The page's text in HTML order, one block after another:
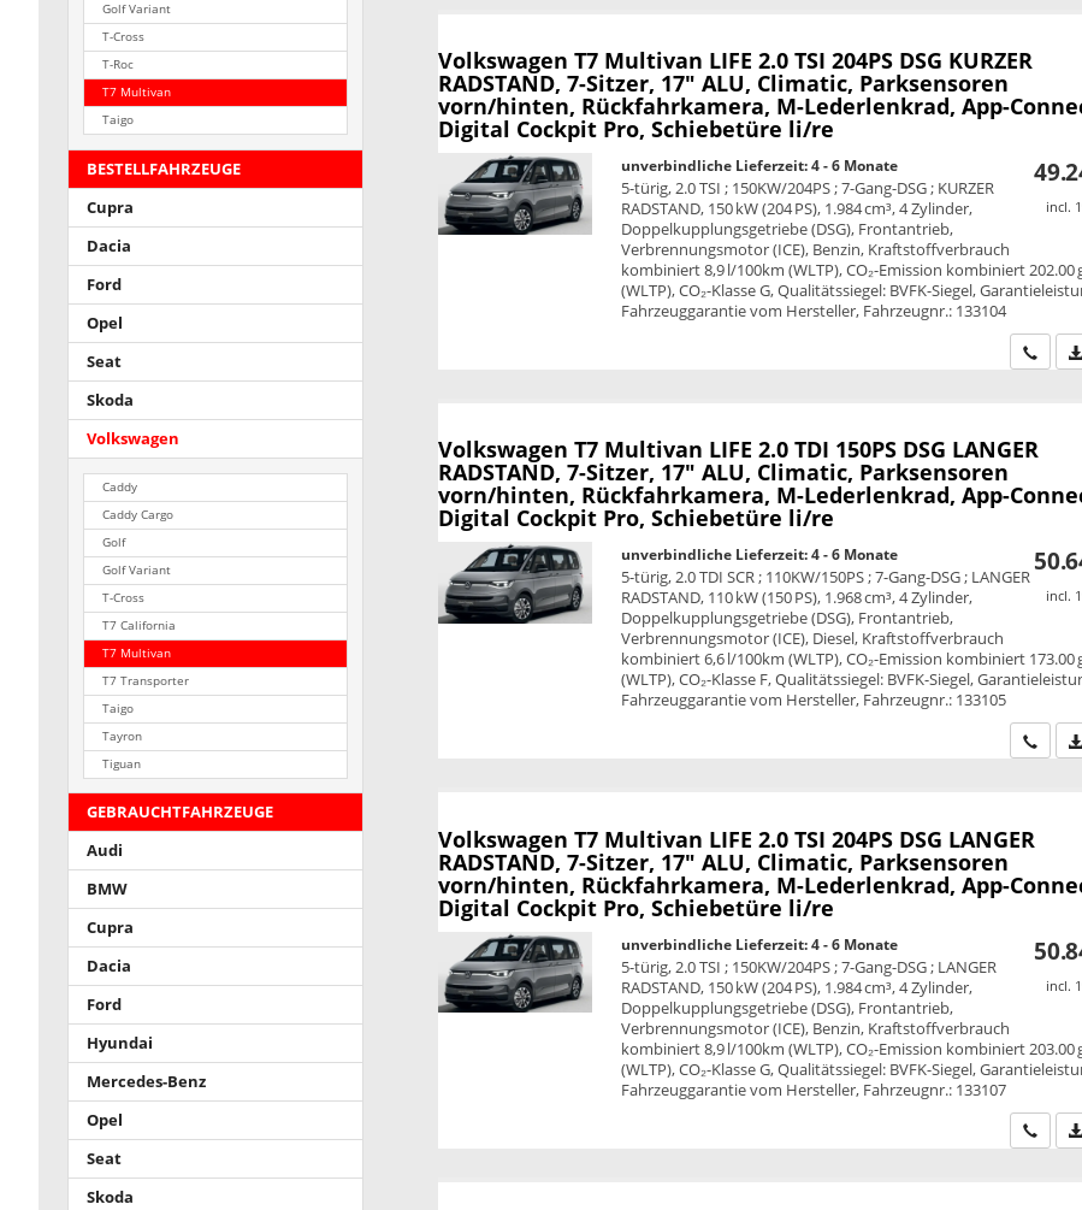
Volkswagen T7 Multivan LIFE 2.0 TSI 204PS DSG KURZER
RADSTAND, 7-Sitzer, 17" ALU, Climatic, Parksensoren
vorn/hinten, Rückfahrkamera, M-Lederlenkrad, App-
Digital Cockpit Pro, Schiebetüre li/re
incl.
unverbindliche Lieferzeit: 4 - 6 Monate
5-türig, 2.0 TSI ; 150KW/204PS ; 7-Gang-DSG ; KURZER
RADSTAND, 150 kW (204 PS), 1.984 cm³, 4 Zylinder,
Doppelkupplungsgetriebe (DSG), Frontantrieb,
Verbrennungsmotor (ICE), Benzin, Kraftstoffverbrauch
kombiniert 8,9 l/100km (WLTP), CO₂-Emission kombiniert 202.00
(WLTP), CO₂-Klasse G, Qualitätssiegel: BVFK-Siegel,
Fahrzeuggarantie vom Hersteller, Fahrzeugnr.: 133104
Wir
Volkswagen T7 Multivan LIFE 2.0 TDI 150PS DSG LANGER
RADSTAND, 7-Sitzer, 17" ALU, Climatic, Parksensoren
vorn/hinten, Rückfahrkamera, M-Lederlenkrad, App-
Digital Cockpit Pro, Schiebetüre li/re
incl.
unverbindliche Lieferzeit: 4 - 6 Monate
5-türig, 2.0 TDI SCR ; 110KW/150PS ; 7-Gang-DSG ; LANGER
RADSTAND, 110 kW (150 PS), 1.968 cm³, 4 Zylinder,
Doppelkupplungsgetriebe (DSG), Frontantrieb,
Verbrennungsmotor (ICE), Diesel, Kraftstoffverbrauch
kombiniert 6,6 l/100km (WLTP), CO₂-Emission kombiniert 173.00
(WLTP), CO₂-Klasse F, Qualitätssiegel: BVFK-Siegel,
Fahrzeuggarantie vom Hersteller, Fahrzeugnr.: 133105
Wir
Volkswagen T7 Multivan LIFE 2.0 TSI 204PS DSG LANGER
RADSTAND, 7-Sitzer, 17" ALU, Climatic, Parksensoren
vorn/hinten, Rückfahrkamera, M-Lederlenkrad, App-
Digital Cockpit Pro, Schiebetüre li/re
incl.
unverbindliche Lieferzeit: 4 - 6 Monate
5-türig, 2.0 TSI ; 150KW/204PS ; 7-Gang-DSG ; LANGER
RADSTAND, 150 kW (204 PS), 1.984 cm³, 4 Zylinder,
Doppelkupplungsgetriebe (DSG), Frontantrieb,
Verbrennungsmotor (ICE), Benzin, Kraftstoffverbrauch
kombiniert 8,9 l/100km (WLTP), CO₂-Emission kombiniert 203.00
(WLTP), CO₂-Klasse G, Qualitätssiegel: BVFK-Siegel,
Fahrzeuggarantie vom Hersteller, Fahrzeugnr.: 133107
Wir
Golf Variant
T-Cross
T-Roc
T7 Multivan
Taigo
BESTELLFAHRZEUGE
Cupra
Dacia
Ford
Opel
Seat
Skoda
Volkswagen
Caddy
Caddy Cargo
Golf
Golf Variant
T-Cross
T7 California
T7 Multivan
T7 Transporter
Taigo
Tayron
Tiguan
GEBRAUCHTFAHRZEUGE
Audi
BMW
Cupra
Dacia
Ford
Hyundai
Mercedes-Benz
Opel
Seat
Skoda